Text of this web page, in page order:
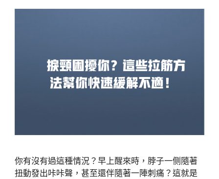
你有沒有過這種情況？早上醒來時，脖子一侧隨著
扭動發出咔咔聲，甚至還伴隨著一陣刺痛？這就是